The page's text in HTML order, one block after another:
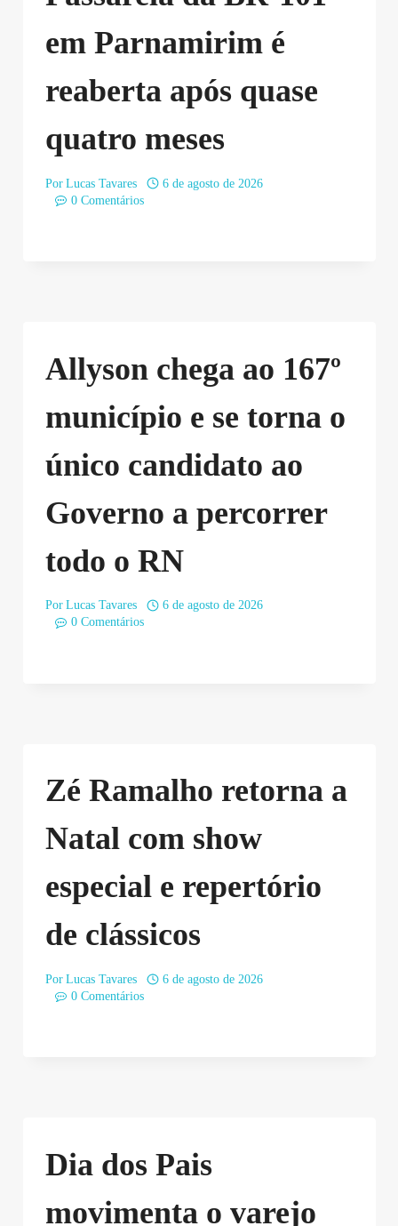
em Parnamirim é
reaberta após quase
quatro meses
Por Lucas Tavares
6 de agosto de 2026
0 Comentários
Allyson chega ao 167º
município e se torna o
único candidato ao
Governo a percorrer
todo o RN
Por Lucas Tavares
6 de agosto de 2026
0 Comentários
Zé Ramalho retorna a
Natal com show
especial e repertório
de clássicos
Por Lucas Tavares
6 de agosto de 2026
0 Comentários
Dia dos Pais
movimenta o varejo